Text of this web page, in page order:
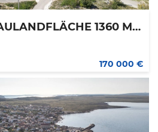
ROVANJSKA .- BAULANDFLÄCHE 1360 M2 - 170.000 €
170 000 €